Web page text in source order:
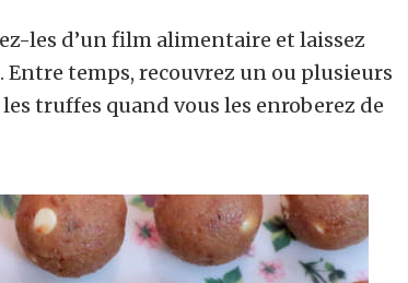
les d’un film alimentaire et laissez
temps, recouvrez un ou plusieurs
truffes quand vous les enroberez de